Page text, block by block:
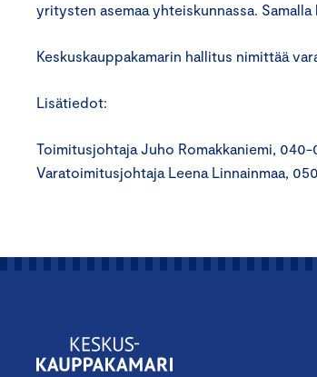
yritysten asemaa yhteiskunnassa.
Keskuskauppakamarin hallitus nimittää
Lisätiedot:
Toimitusjohtaja Juho Romakkaniemi, 040-
Varatoimitusjohtaja Leena Linnainmaa,